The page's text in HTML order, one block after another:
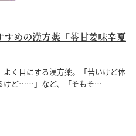
めの漢方薬「苓甘姜味辛夏
よく目にする漢方薬。「苦いけど体
けど……」など、「そもそ…